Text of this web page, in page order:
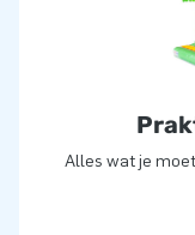
grote glijbaan in
Alles wat je